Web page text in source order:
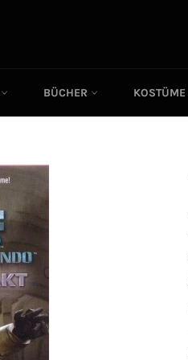
BÜCHER KOSTÜME